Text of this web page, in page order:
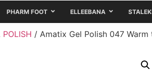
PHARM FOOT ELLEEBANA
POLISH / Amatix Gel Polish 047 Warm